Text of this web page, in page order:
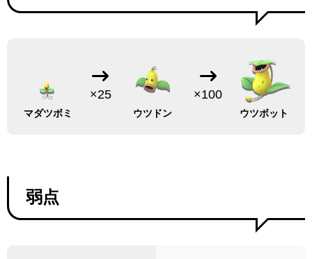
マダツボミ
×25
ウツドン
×100
ウツボット
弱点